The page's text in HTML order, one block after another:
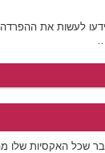
ידעו לעשות את
שכל האקסיות שלו